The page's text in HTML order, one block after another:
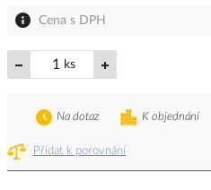
Cena s DPH
ks
Přidat k porovnání
K objednání
Na dotaz